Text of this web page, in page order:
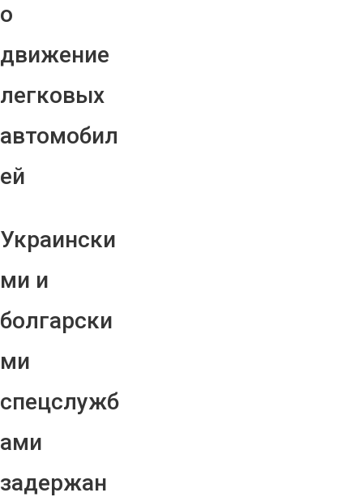
о
движение
легковых
автомобил
ей
Украински
ми и
болгарски
ми
спецслужб
ами
задержан